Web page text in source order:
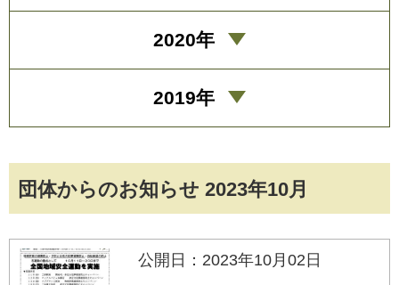
団体からのお知らせ 2023年10月
公開日：2023年10月02日
2020年
2019年